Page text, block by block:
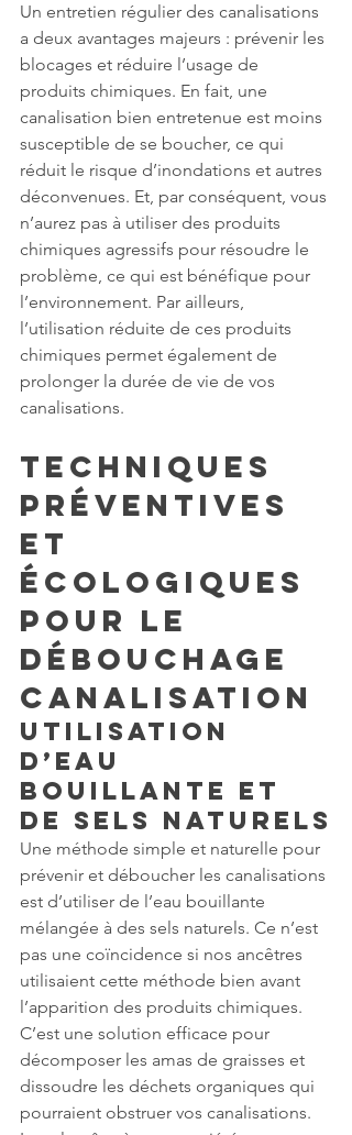
Un entretien régulier des canalisations
a deux avantages majeurs : prévenir les
blocages et réduire l’usage de
produits chimiques. En fait, une
canalisation bien entretenue est moins
susceptible de se boucher, ce qui
réduit le risque d’inondations et autres
déconvenues. Et, par conséquent, vous
n’aurez pas à utiliser des produits
chimiques agressifs pour résoudre le
problème, ce qui est bénéfique pour
l’environnement. Par ailleurs,
l’utilisation réduite de ces produits
chimiques permet également de
prolonger la durée de vie de vos
canalisations.
Techniques
préventives
et
écologiques
pour le
débouchage
canalisation
Utilisation
d’eau
bouillante et
de sels naturels
Une méthode simple et naturelle pour
prévenir et déboucher les canalisations
est d’utiliser de l’eau bouillante
mélangée à des sels naturels. Ce n’est
pas une coïncidence si nos ancêtres
utilisaient cette méthode bien avant
l’apparition des produits chimiques.
C’est une solution efficace pour
décomposer les amas de graisses et
dissoudre les déchets organiques qui
pourraient obstruer vos canalisations.